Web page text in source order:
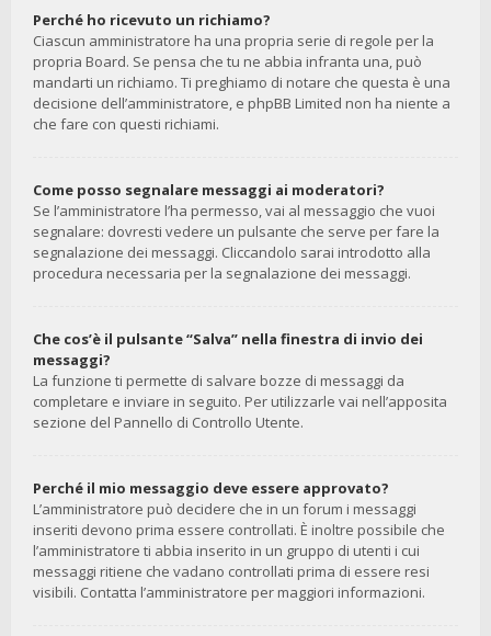
Perché ho ricevuto un richiamo?
Ciascun amministratore ha una propria serie di regole per la
propria Board. Se pensa che tu ne abbia infranta una, può
mandarti un richiamo. Ti preghiamo di notare che questa è una
decisione dell’amministratore, e phpBB Limited non ha niente a
che fare con questi richiami.
Come posso segnalare messaggi ai moderatori?
Se l’amministratore l’ha permesso, vai al messaggio che vuoi
segnalare: dovresti vedere un pulsante che serve per fare la
segnalazione dei messaggi. Cliccandolo sarai introdotto alla
procedura necessaria per la segnalazione dei messaggi.
Che cos’è il pulsante “Salva” nella finestra di invio dei
messaggi?
La funzione ti permette di salvare bozze di messaggi da
completare e inviare in seguito. Per utilizzarle vai nell’apposita
sezione del Pannello di Controllo Utente.
Perché il mio messaggio deve essere approvato?
L’amministratore può decidere che in un forum i messaggi
inseriti devono prima essere controllati. È inoltre possibile che
l’amministratore ti abbia inserito in un gruppo di utenti i cui
messaggi ritiene che vadano controllati prima di essere resi
visibili. Contatta l’amministratore per maggiori informazioni.